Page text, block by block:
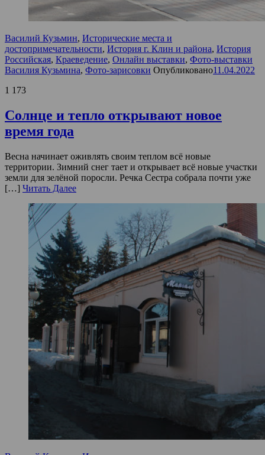
Василий Кузьмин, Исторические места и
достопримечательности, История г. Клин и района, История
Российская, Краеведение, Онлайн выставки, Фото-выставки
Василия Кузьмина, Фото-зарисовки Опубликовано11.04.2022
1 173
Солнце и тепло открывают новое
время года
Весна начинает оживлять своим теплом всё новые
территории. Зимний снег тает и открывает всё новые участки
земли для зелёной поросли. Речка Сестра собрала почти уже
[…] Читать Далее